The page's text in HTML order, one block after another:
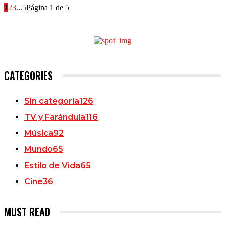
1 23...5Página 1 de 5
CATEGORIES
Sin categoría126
TV y Farándula116
Música92
Mundo65
Estilo de Vida65
Cine36
MUST READ